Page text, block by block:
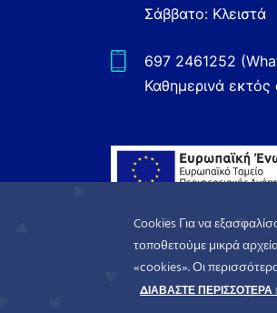
Σάββατο: Κλειστά
697 2461252
Καθημερινά
WorldofGames© 2026.
Cookies Για να
τοποθετούμε μικρά
«cookies». Οι
ΔΙΑΒΑΣΤΕ ΠΕΡΙΣΣΟΤΕΡΑ